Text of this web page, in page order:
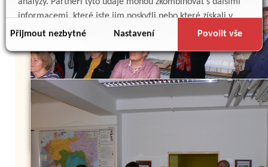
informacemi, které jste jim poskytli nebo které získali v
důsledku toho, že používáte jejich služby.
Přijmout nezbytné Nastavení Povolit vše